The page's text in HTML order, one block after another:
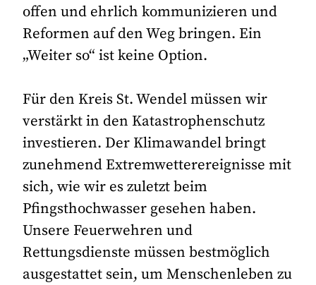
offen und ehrlich kommunizieren und
Reformen auf den Weg bringen. Ein
„Weiter so“ ist keine Option.
Für den Kreis St. Wendel müssen wir
verstärkt in den Katastrophenschutz
investieren. Der Klimawandel bringt
zunehmend Extremwetterereignisse mit
sich, wie wir es zuletzt beim
Pfingsthochwasser gesehen haben.
Unsere Feuerwehren und
Rettungsdienste müssen bestmöglich
ausgestattet sein, um Menschenleben zu